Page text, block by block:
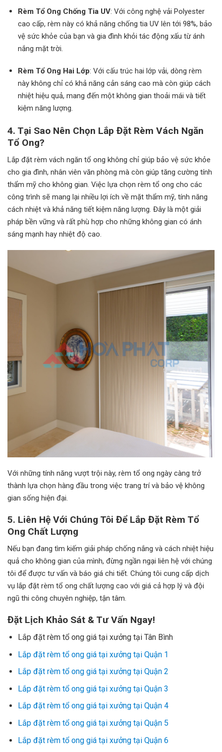
Rèm Tổ Ong Chống Tia UV: Với công nghệ vải Polyester
cao cấp, rèm này có khả năng chống tia UV lên tới 98%, bảo
vệ sức khỏe của bạn và gia đình khỏi tác động xấu từ ánh
nắng mặt trời.
Rèm Tổ Ong Hai Lớp: Với cấu trúc hai lớp vải, dòng rèm
này không chỉ có khả năng cản sáng cao mà còn giúp cách
nhiệt hiệu quả, mang đến một không gian thoải mái và tiết
kiệm năng lượng.
4. Tại Sao Nên Chọn Lắp Đặt Rèm Vách Ngăn
Tổ Ong?
Lắp đặt rèm vách ngăn tổ ong không chỉ giúp bảo vệ sức khỏe
cho gia đình, nhân viên văn phòng mà còn giúp tăng cường tính
thẩm mỹ cho không gian. Việc lựa chọn rèm tổ ong cho các
công trình sẽ mang lại nhiều lợi ích về mặt thẩm mỹ, tính năng
cách nhiệt và khả năng tiết kiệm năng lượng. Đây là một giải
pháp bền vững và rất phù hợp cho những không gian có ánh
sáng mạnh hay nhiệt độ cao.
Với những tính năng vượt trội này, rèm tổ ong ngày càng trở
thành lựa chọn hàng đầu trong việc trang trí và bảo vệ không
gian sống hiện đại.
5. Liên Hệ Với Chúng Tôi Để Lắp Đặt Rèm Tổ
Ong Chất Lượng
Nếu bạn đang tìm kiếm giải pháp chống nắng và cách nhiệt hiệu
quả cho không gian của mình, đừng ngần ngại liên hệ với chúng
tôi để được tư vấn và báo giá chi tiết. Chúng tôi cung cấp dịch
vụ lắp đặt rèm tổ ong chất lượng cao với giá cả hợp lý và đội
ngũ thi công chuyên nghiệp, tận tâm.
Đặt Lịch Khảo Sát & Tư Vấn Ngay!
Lắp đặt rèm tổ ong giá tại xưởng tại Tân Bình
Lắp đặt rèm tổ ong giá tại xưởng tại Quận 1
Lắp đặt rèm tổ ong giá tại xưởng tại Quận 2
Lắp đặt rèm tổ ong giá tại xưởng tại Quận 3
Lắp đặt rèm tổ ong giá tại xưởng tại Quận 4
Lắp đặt rèm tổ ong giá tại xưởng tại Quận 5
Lắp đặt rèm tổ ong giá tại xưởng tại Quận 6